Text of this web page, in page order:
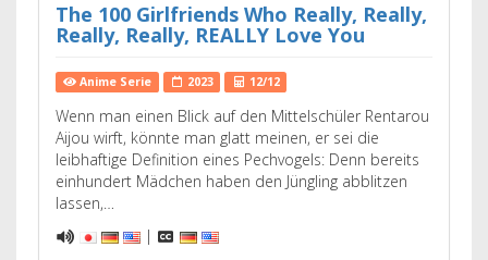
The 100 Girlfriends Who Really, Really,
Really, Really, REALLY Love You
Anime Serie 2023 12/12
Wenn man einen Blick auf den Mittelschüler Rentarou
Aijou wirft, könnte man glatt meinen, er sei die
leibhaftige Definition eines Pechvogels: Denn bereits
einhundert Mädchen haben den Jüngling abblitzen
lassen,…
|